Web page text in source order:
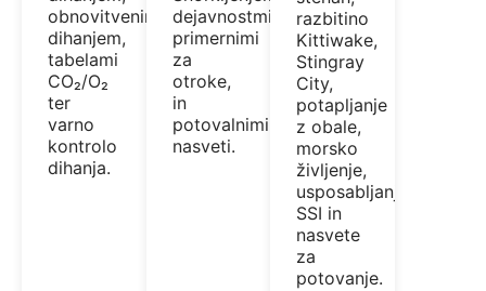
obnovitvenim
dihanjem,
tabelami
CO₂/O₂
ter
varno
kontrolo
dihanja.
dejavnostmi,
primernimi
za
otroke,
in
potovalnimi
nasveti.
razbitino
Kittiwake,
Stingray
City,
potapljanje
z obale,
morsko
življenje,
usposabljanje
SSI in
nasvete
za
potovanje.